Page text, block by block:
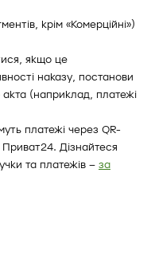
крім «Комерційні»)
якщо це
наказу, постанови
(наприклад, платежі
платежі через QR-
Приват24. Дізнайтеся
та платежів – за